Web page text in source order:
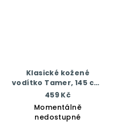
Klasické kožené
vodítko Tamer, 145 cm,
zelená
459 Kč
Momentálně
nedostupné